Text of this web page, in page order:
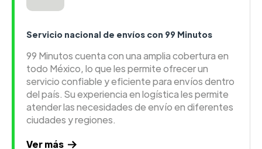
Servicio nacional de envíos con 99 Minutos
99 Minutos cuenta con una amplia cobertura en
todo México, lo que les permite ofrecer un
servicio confiable y eficiente para envíos dentro
del país. Su experiencia en logística les permite
atender las necesidades de envío en diferentes
ciudades y regiones.
Ver más